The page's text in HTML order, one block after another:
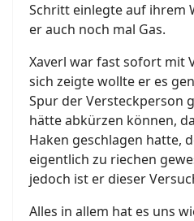
Schritt einlegte auf ihrem
er auch noch mal Gas.
Xaverl war fast sofort mit
sich zeigte wollte er es
Spur der Versteckperson
hätte abkürzen können,
Haken geschlagen hatte,
eigentlich zu riechen
jedoch ist er dieser
Alles in allem hat es uns